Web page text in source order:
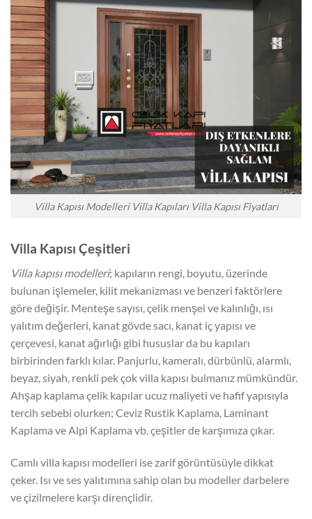
Villa Kapısı Modelleri Villa Kapıları Villa Kapısı Fiyatları
Villa Kapısı Çeşitleri
Villa kapısı modelleri; kapıların rengi, boyutu, üzerinde
bulunan işlemeler, kilit mekanizması ve benzeri faktörlere
göre değişir. Menteşe sayısı, çelik menşei ve kalınlığı, ısı
yalıtım değerleri, kanat gövde sacı, kanat iç yapısı ve
çerçevesi, kanat ağırlığı gibi hususlar da bu kapıları
birbirinden farklı kılar. Panjurlu, kameralı, dürbünlü, alarmlı,
beyaz, siyah, renkli pek çok villa kapısı bulmanız mümkündür.
Ahşap kaplama çelik kapılar ucuz maliyeti ve hafif yapısıyla
tercih sebebi olurken; Ceviz Rustik Kaplama, Laminant
Kaplama ve Alpi Kaplama vb. çeşitler de karşımıza çıkar.
Camlı villa kapısı modelleri ise zarif görüntüsüyle dikkat
çeker. Isı ve ses yalıtımına sahip olan bu modeller darbelere
ve çizilmelere karşı dirençlidir.